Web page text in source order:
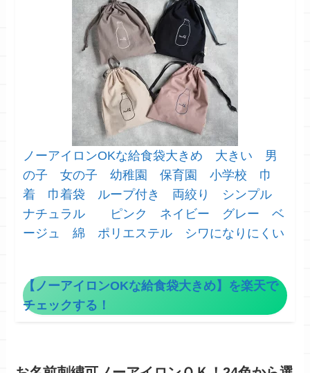
ノーアイロンOKな給食袋大きめ 大きい 男
の子 女の子 幼稚園 保育園 小学校 巾
着 巾着袋 ループ付き 両絞り シンプル
ナチュラル ピンク ネイビー グレー ベ
ージュ 綿 ポリエステル シワになりにくい
【ノーアイロンOKな給食袋大きめ】を楽天で
チェックする！